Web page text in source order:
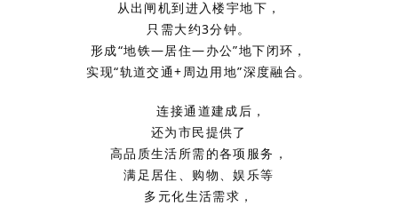
从出闸机到进入楼宇地下，
只需大约3分钟。
形成“地铁—居住—办公”地下闭环，
实现“轨道交通+周边用地”深度融合。
连接通道建成后，
还为市民提供了
高品质生活所需的各项服务，
满足居住、购物、娱乐等
多元化生活需求，